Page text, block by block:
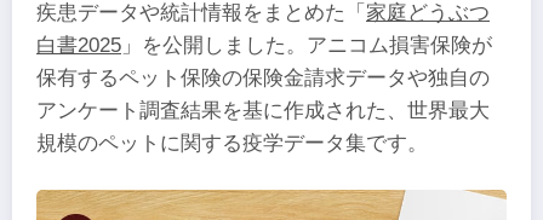
疾患データや統計情報をまとめた「 家庭どうぶつ
白書2025 」を公開しました。アニコム損害保険が
保有するペット保険の保険金請求データや独自の
アンケート調査結果を基に作成された、世界最大
規模のペットに関する疫学データ集です。